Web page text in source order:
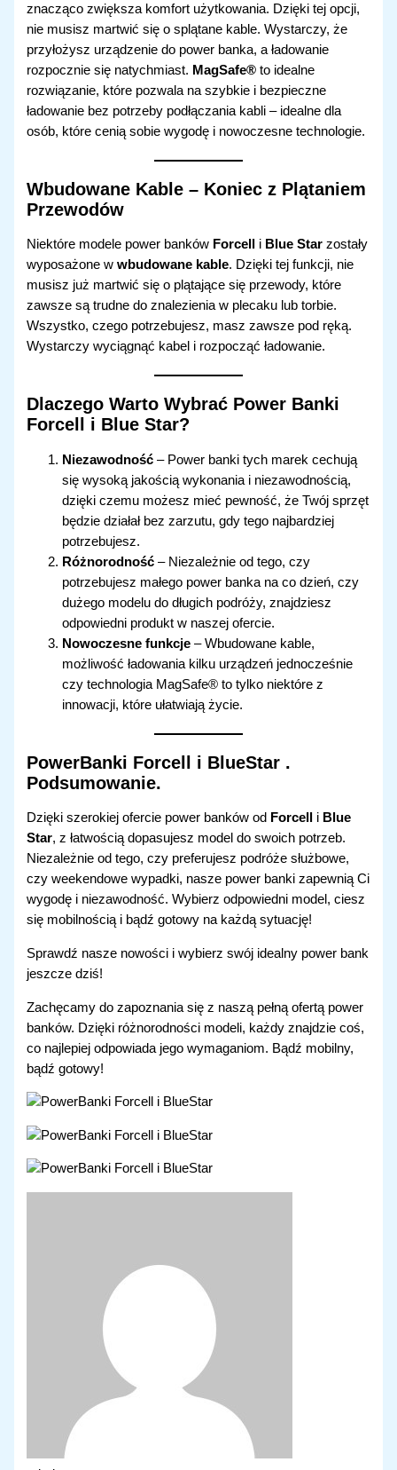
znacząco zwiększa komfort użytkowania. Dzięki tej opcji,
nie musisz martwić się o splątane kable. Wystarczy, że
przyłożysz urządzenie do power banka, a ładowanie
rozpocznie się natychmiast. MagSafe® to idealne
rozwiązanie, które pozwala na szybkie i bezpieczne
ładowanie bez potrzeby podłączania kabli – idealne dla
osób, które cenią sobie wygodę i nowoczesne technologie.
Wbudowane Kable – Koniec z Plątaniem
Przewodów
Niektóre modele power banków Forcell i Blue Star zostały
wyposażone wwbudowane kable. Dzięki tej funkcji, nie
musisz już martwić się o plątające się przewody, które
zawsze są trudne do znalezienia w plecaku lub torbie.
Wszystko, czego potrzebujesz, masz zawsze pod ręką.
Wystarczy wyciągnąć kabel i rozpocząć ładowanie.
Dlaczego Warto Wybrać Power Banki
Forcell i Blue Star?
Niezawodność – Power banki tych marek cechują
się wysoką jakością wykonania i niezawodnością,
dzięki czemu możesz mieć pewność, że Twój sprzęt
będzie działał bez zarzutu, gdy tego najbardziej
potrzebujesz.
Różnorodność – Niezależnie od tego, czy
potrzebujesz małego power banka na co dzień, czy
dużego modelu do długich podróży, znajdziesz
odpowiedni produkt w naszej ofercie.
Nowoczesne funkcje – Wbudowane kable,
możliwość ładowania kilku urządzeń jednocześnie
czy technologia MagSafe® to tylko niektóre z
innowacji, które ułatwiają życie.
PowerBanki Forcell i BlueStar .
Podsumowanie.
Dzięki szerokiej ofercie power banków od Forcell i Blue
Star, z łatwością dopasujesz model do swoich potrzeb.
Niezależnie od tego, czy preferujesz podróże służbowe,
czy weekendowe wypadki, nasze power banki zapewnią Ci
wygodę i niezawodność. Wybierz odpowiedni model, ciesz
się mobilnością i bądź gotowy na każdą sytuację!
Sprawdź nasze nowości i wybierz swój idealny power bank
jeszcze dziś!
Zachęcamy do zapoznania się z naszą pełną ofertą power
banków. Dzięki różnorodności modeli, każdy znajdzie coś,
co najlepiej odpowiada jego wymaganiom. Bądź mobilny,
bądź gotowy!